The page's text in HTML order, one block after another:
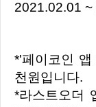
2021.02.01
*'페이코인 앱 회원' 기준 할인 한도는 1일 1회 2
천원입니다.
*라스트오더